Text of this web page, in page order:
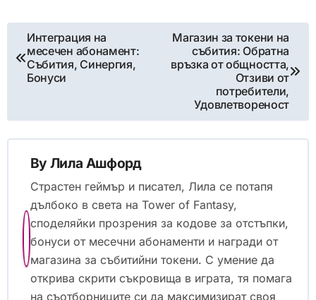
Post
navigation
Интеграция на
месечен абонамент:
Събития, Синергия,
Бонуси
Магазин за токени на
събития: Обратна
връзка от общността,
Отзиви от
потребители,
Удовлетвореност
ByЛила Ашфорд
Страстен геймър и писател, Лила се потапя
дълбоко в света на Tower of Fantasy,
споделяйки прозрения за кодове за отстъпки,
бонуси от месечни абонаменти и награди от
магазина за събитийни токени. С умение да
открива скрити съкровища в играта, тя помага
на съотборниците си да максимизират своя